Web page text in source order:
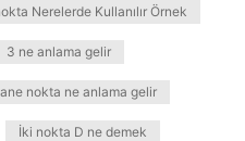
Nerelerde Kullanılır Örnek
3 ne anlama gelir
nokta ne anlama gelir
İki nokta D ne demek